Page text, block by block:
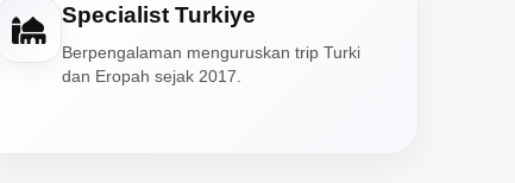
Specialist Turkiye
Berpengalaman menguruskan trip Turki
dan Eropah sejak 2017.